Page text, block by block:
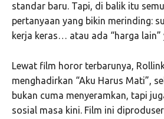
standar baru. Tapi, di balik itu
pertanyaan yang bikin merinding:
kerja keras… atau ada “harga lain”
Lewat film horor terbarunya,
menghadirkan “Aku Harus Mati”,
bukan cuma menyeramkan, tapi
sosial masa kini. Film ini